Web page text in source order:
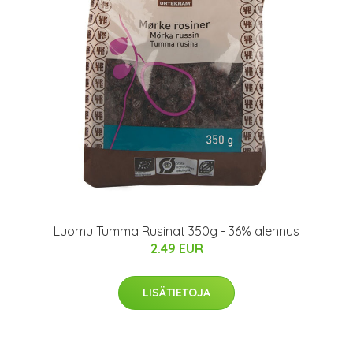
Luomu Tumma Rusinat 350g - 36% alennus
2.49 EUR
LISÄTIETOJA